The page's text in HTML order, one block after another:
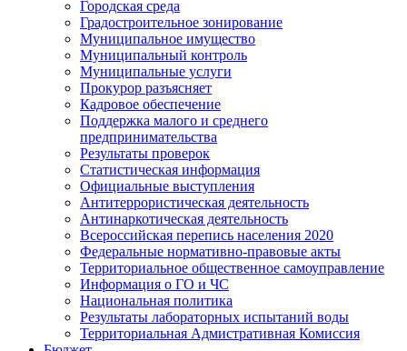
Городская среда
Градостроительное зонирование
Муниципальное имущество
Муниципальный контроль
Муниципальные услуги
Прокурор разъясняет
Кадровое обеспечение
Поддержка малого и среднего
предпринимательства
Результаты проверок
Статистическая информация
Официальные выступления
Антитеррористическая деятельность
Антинаркотическая деятельность
Всероссийская перепись населения 2020
Федеральные нормативно-правовые акты
Территориальное общественное самоуправление
Информация о ГО и ЧС
Национальная политика
Результаты лабораторных испытаний воды
Территориальная Адмистративная Комиссия